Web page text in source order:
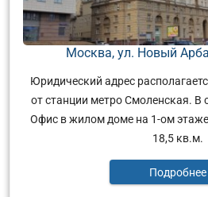
Москва, ул. Новый
Юридический адрес
от станции метро Смоленская.
Офис в жилом доме на 1-ом
18,5 кв.м.
Подробнее